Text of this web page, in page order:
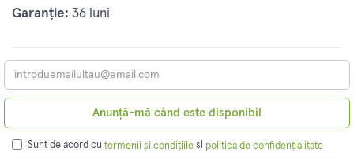
Garanție: 36 luni
Anunță-mă când este disponibil
Sunt de acord cu termenii și condițiile și politica de confidențialitate